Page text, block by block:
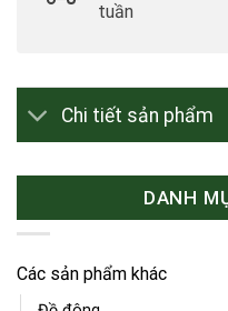
tuần
Chi tiết sản phẩm
DANH
Các sản phẩm khác